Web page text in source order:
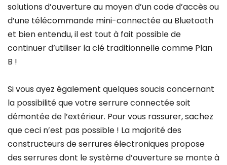
solutions d’ouverture au moyen d’un code d’accès ou
d’une télécommande mini-connectée au Bluetooth
et bien entendu, il est tout à fait possible de
continuer d’utiliser la clé traditionnelle comme Plan
B !
Si vous ayez également quelques soucis concernant
la possibilité que votre serrure connectée soit
démontée de l’extérieur. Pour vous rassurer, sachez
que ceci n’est pas possible ! La majorité des
constructeurs de serrures électroniques propose
des serrures dont le système d’ouverture se monte à